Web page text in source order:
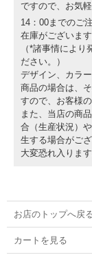
ですので、お気
14：00までのご
在庫がございま
（*諸事情によ
ださい。）
デザイン、カラ
商品の場合は、
すので、お客様
また、当店の商
合（生産状況）
生する場合がござ
大変恐れ入りま
お店のトップへ戻
カートを見る